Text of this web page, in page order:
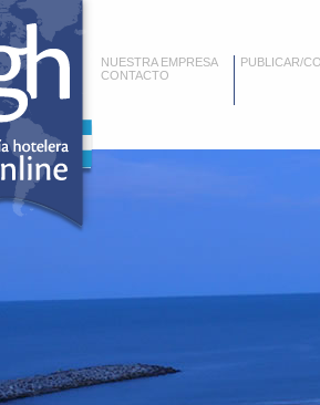
NUESTRA EMPRESA
CONTACTO
PUBLICAR/